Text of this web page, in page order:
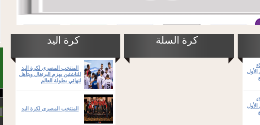
كرة السلة كرة اليد
المنتخب المصري لكرة اليد
للناشئين يهزم البرتغال ويتأهل
لنهائي بطولة العالم
المنتخب المصرى لكرة اليد